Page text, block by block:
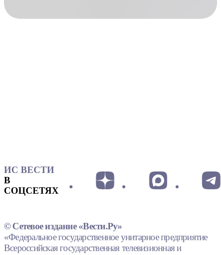
ИС ВЕСТИ
В
СОЦСЕТЯХ
© Сетевое издание «Вести.Ру»
«Федеральное государственное унитарное предприятие
Всероссийская государственная телевизионная и